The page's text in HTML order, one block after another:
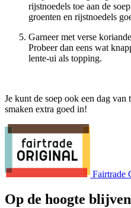
rijstnoedels toe aan de
groenten en rijstnoedels
Garneer met verse
Probeer dan eens wat
lente-ui als topping.
Je kunt de soep ook een dag
smaken extra goed in!
Fairtrade
Op de hoogte